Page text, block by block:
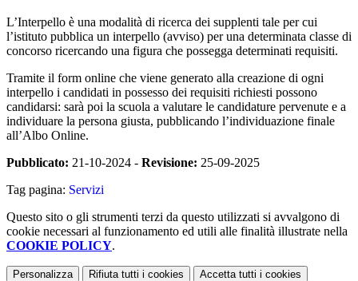
L’Interpello è una modalità di ricerca dei supplenti tale per cui
l’istituto pubblica un interpello (avviso) per una determinata classe di
concorso ricercando una figura che possegga determinati requisiti.
Tramite il form online che viene generato alla creazione di ogni
interpello i candidati in possesso dei requisiti richiesti possono
candidarsi: sarà poi la scuola a valutare le candidature pervenute e a
individuare la persona giusta, pubblicando l’individuazione finale
all’Albo Online.
Pubblicato: 21-10-2024 - Revisione: 25-09-2025
Tag pagina: Servizi
Questo sito o gli strumenti terzi da questo utilizzati si avvalgono di
cookie necessari al funzionamento ed utili alle finalità illustrate nella
COOKIE POLICY.
Personalizza Rifiuta tutti i cookies Accetta tutti i cookies